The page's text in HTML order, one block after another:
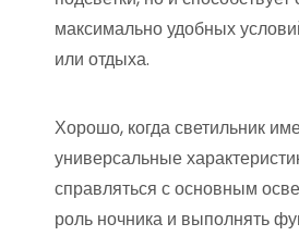
максимально удобных
или отдыха.
Хорошо, когда светильник
универсальные
справляться с основным
роль ночника и выполнять